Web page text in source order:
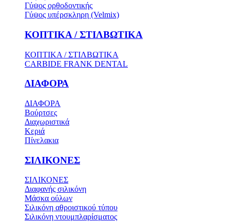
Γύψος ορθοδοντικής
Γύψος υπέρσκληρη (Velmix)
ΚΟΠΤΙΚΑ / ΣΤΙΛΒΩΤΙΚΑ
ΚΟΠΤΙΚΑ / ΣΤΙΛΒΩΤΙΚΑ
CARBIDE FRANK DENTAL
ΔΙΑΦΟΡΑ
ΔΙΑΦΟΡΑ
Βούρτσες
Διαχωριστικά
Κεριά
Πίνελακια
ΣΙΛΙΚΟΝΕΣ
ΣΙΛΙΚΟΝΕΣ
Διαφανής σιλικόνη
Μάσκα ούλων
Σιλικόνη αθροιστικού τύπου
Σιλικόνη ντουμπλαρίσματος